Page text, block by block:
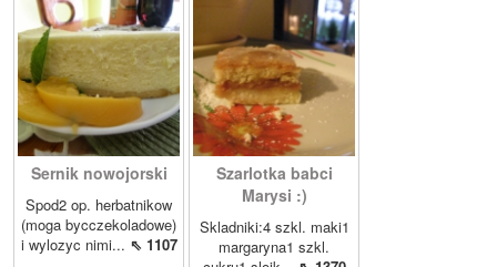
Sernik nowojorski
Spod2 op. herbatnikow
(moga bycczekoladowe)
i wylozyc nimi... ⇖ 1107
Szarlotka babci
Marysi :)
Skladniki:4 szkl. maki1
margaryna1 szkl.